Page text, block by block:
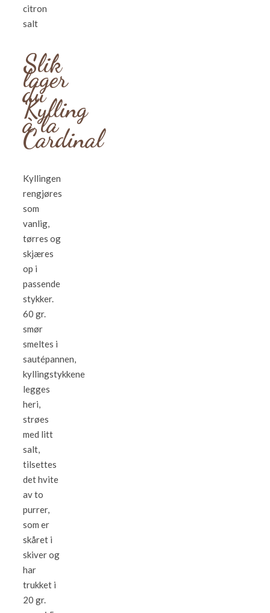
citron
salt
Slik
lager
du
Kylling
à la
Cardinal
Kyllingen
rengjøres
som
vanlig,
tørres og
skjæres
op i
passende
stykker.
60 gr.
smør
smeltes i
sautépannen,
kyllingstykkene
legges
heri,
strøes
med litt
salt,
tilsettes
det hvite
av to
purrer,
som er
skåret i
skiver og
har
trukket i
20 gr.